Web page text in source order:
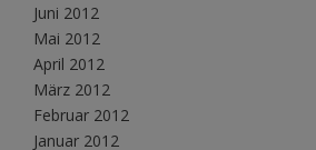
Juni 2012
Mai 2012
April 2012
März 2012
Februar 2012
Januar 2012